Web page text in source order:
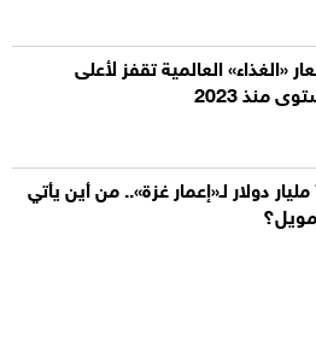
«الغذاء» العالمية تقفز لأعلى
منذ 2023
71 مليار دولار لـ«إعمار غزة».. من أين يأتي